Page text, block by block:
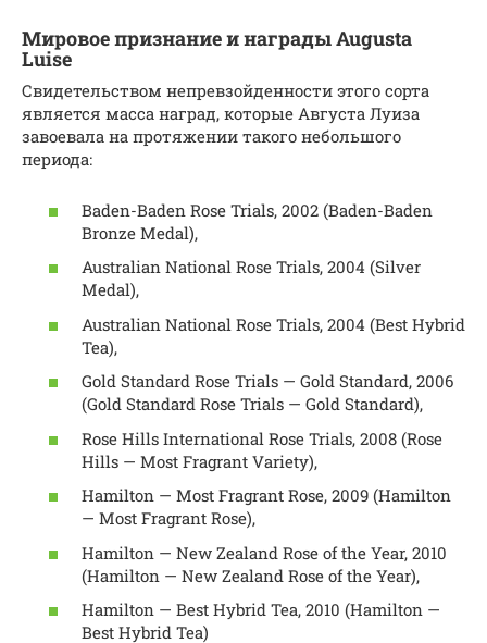
Мировое признание и награды Augusta
Luise
Свидетельством непревзойденности этого сорта
является масса наград, которые Августа Луиза
завоевала на протяжении такого небольшого
периода:
Baden-Baden Rose Trials, 2002 (Baden-Baden
Bronze Medal),
Australian National Rose Trials, 2004 (Silver
Medal),
Australian National Rose Trials, 2004 (Best Hybrid
Tea),
Gold Standard Rose Trials — Gold Standard, 2006
(Gold Standard Rose Trials — Gold Standard),
Rose Hills International Rose Trials, 2008 (Rose
Hills — Most Fragrant Variety),
Hamilton — Most Fragrant Rose, 2009 (Hamilton
— Most Fragrant Rose),
Hamilton — New Zealand Rose of the Year, 2010
(Hamilton — New Zealand Rose of the Year),
Hamilton — Best Hybrid Tea, 2010 (Hamilton —
Best Hybrid Tea)